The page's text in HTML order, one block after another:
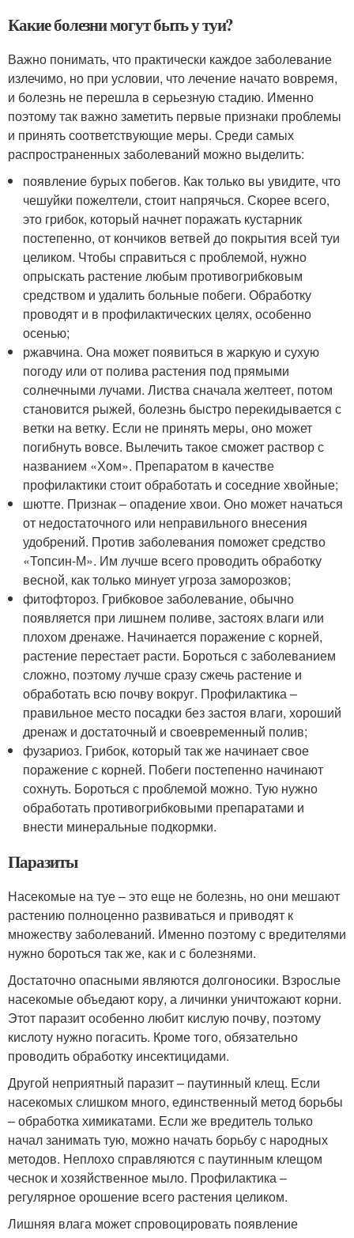
Какие болезни могут быть у туи?
Важно понимать, что практически каждое заболевание
излечимо, но при условии, что лечение начато вовремя,
и болезнь не перешла в серьезную стадию. Именно
поэтому так важно заметить первые признаки проблемы
и принять соответствующие меры. Среди самых
распространенных заболеваний можно выделить:
появление бурых побегов. Как только вы увидите, что
чешуйки пожелтели, стоит напрячься. Скорее всего,
это грибок, который начнет поражать кустарник
постепенно, от кончиков ветвей до покрытия всей туи
целиком. Чтобы справиться с проблемой, нужно
опрыскать растение любым противогрибковым
средством и удалить больные побеги. Обработку
проводят и в профилактических целях, особенно
осенью;
ржавчина. Она может появиться в жаркую и сухую
погоду или от полива растения под прямыми
солнечными лучами. Листва сначала желтеет, потом
становится рыжей, болезнь быстро перекидывается с
ветки на ветку. Если не принять меры, оно может
погибнуть вовсе. Вылечить такое сможет раствор с
названием «Хом». Препаратом в качестве
профилактики стоит обработать и соседние хвойные;
шютте. Признак – опадение хвои. Оно может начаться
от недостаточного или неправильного внесения
удобрений. Против заболевания поможет средство
«Топсин-М». Им лучше всего проводить обработку
весной, как только минует угроза заморозков;
фитофтороз. Грибковое заболевание, обычно
появляется при лишнем поливе, застоях влаги или
плохом дренаже. Начинается поражение с корней,
растение перестает расти. Бороться с заболеванием
сложно, поэтому лучше сразу сжечь растение и
обработать всю почву вокруг. Профилактика –
правильное место посадки без застоя влаги, хороший
дренаж и достаточный и своевременный полив;
фузариоз. Грибок, который так же начинает свое
поражение с корней. Побеги постепенно начинают
сохнуть. Бороться с проблемой можно. Тую нужно
обработать противогрибковыми препаратами и
внести минеральные подкормки.
Паразиты
Насекомые на туе – это еще не болезнь, но они мешают
растению полноценно развиваться и приводят к
множеству заболеваний. Именно поэтому с вредителями
нужно бороться так же, как и с болезнями.
Достаточно опасными являются долгоносики. Взрослые
насекомые объедают кору, а личинки уничтожают корни.
Этот паразит особенно любит кислую почву, поэтому
кислоту нужно погасить. Кроме того, обязательно
проводить обработку инсектицидами.
Другой неприятный паразит – паутинный клещ. Если
насекомых слишком много, единственный метод борьбы
– обработка химикатами. Если же вредитель только
начал занимать тую, можно начать борьбу с народных
методов. Неплохо справляются с паутинным клещом
чеснок и хозяйственное мыло. Профилактика –
регулярное орошение всего растения целиком.
Лишняя влага может спровоцировать появление